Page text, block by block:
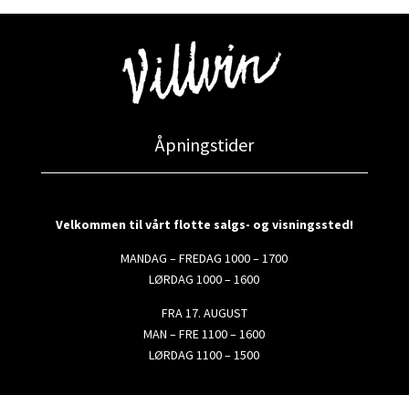
Åpningstider
Velkommen til vårt flotte salgs- og visningssted!
MANDAG – FREDAG 1000 – 1700
LØRDAG 1000 – 1600
FRA 17. AUGUST
MAN – FRE 1100 – 1600
LØRDAG 1100 – 1500